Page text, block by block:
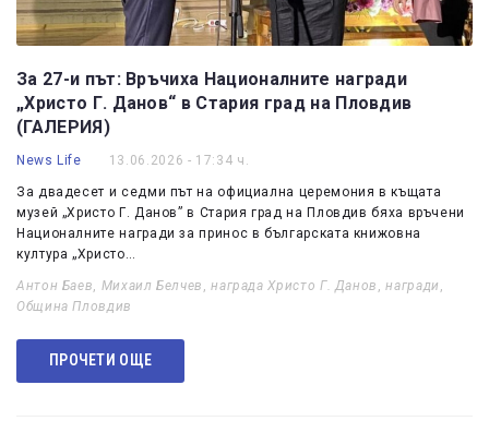
За 27-и път: Връчиха Националните награди
„Христо Г. Данов“ в Стария град на Пловдив
(ГАЛЕРИЯ)
News Life 13.06.2026 - 17:34 ч.
За двадесет и седми път на официална церемония в къщата
музей „Христо Г. Данов” в Стария град на Пловдив бяха връчени
Националните награди за принос в българската книжовна
култура „Христо…
Антон Баев Михаил Белчев ,награда Христо Г. Данов ,награди
Община Пловдив
ПРОЧЕТИ ОЩЕ